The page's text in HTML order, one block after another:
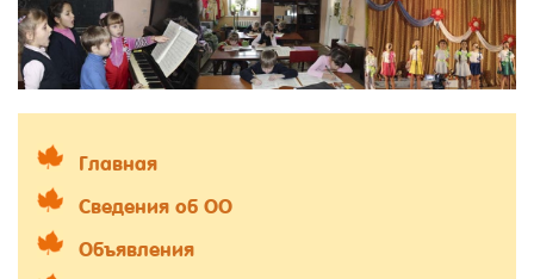
Главная
Сведения об ОО
Объявления